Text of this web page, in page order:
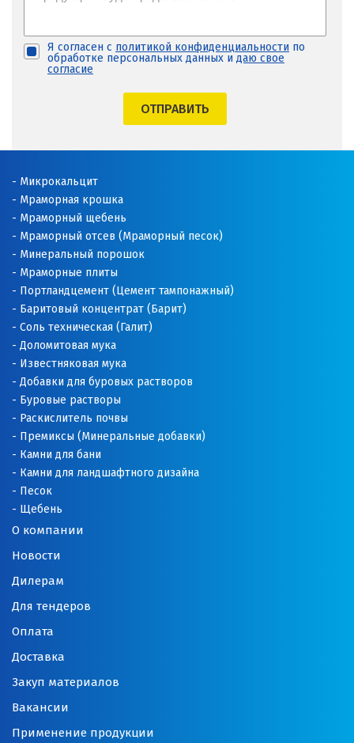
Я согласен с политикой конфиденциальности по
обработке персональных данных и даю свое
согласие
ОТПРАВИТЬ
О компании
Новости
Дилерам
Для тендеров
Оплата
Доставка
Закуп материалов
Вакансии
Применение продукции
Микрокальцит
Мраморная крошка
Мраморный щебень
Мраморный отсев (Мраморный песок)
Минеральный порошок
Мраморные плиты
Портландцемент (Цемент тампонажный)
Баритовый концентрат (Барит)
Соль техническая (Галит)
Доломитовая мука
Известняковая мука
Добавки для буровых растворов
Буровые растворы
Раскислитель почвы
Премиксы (Минеральные добавки)
Камни для бани
Камни для ландшафтного дизайна
Песок
Щебень